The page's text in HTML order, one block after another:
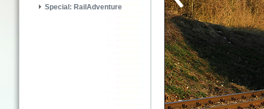
Special: RailAdventure